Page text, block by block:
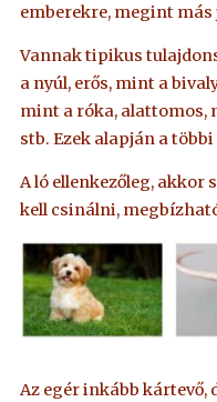
emberekre, megint más
Vannak tipikus
a nyúl, erős, mint a
mint a róka, alattomos,
stb. Ezek alapján a
A ló ellenkezőleg, akkor
kell csinálni,
Az egér inkább